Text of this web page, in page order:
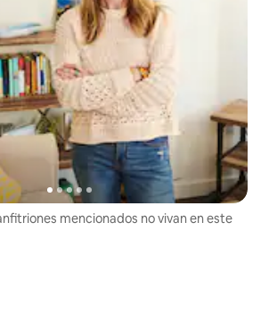
mencionados no vivan en este